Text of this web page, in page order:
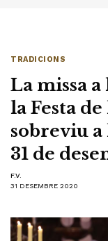
TRADICIONS
La missa a
la Festa
sobreviu
31 de
F.V.
31 DESEMBRE 2020